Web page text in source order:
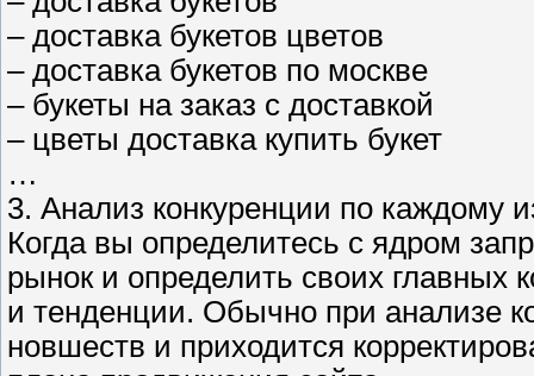
– доставка букетов цветов
– доставка букетов по москве
– букеты на заказ с доставкой
– цветы доставка купить букет
…
3. Анализ конкуренции по каждому
Когда вы определитесь с ядром
рынок и определить своих главных
и тенденции. Обычно при анализе
новшеств и приходится